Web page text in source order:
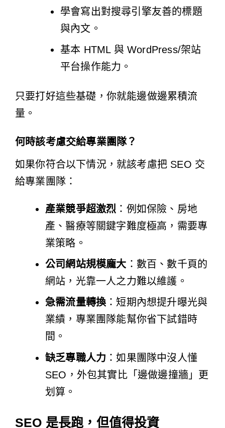
學會寫出對搜尋引擎友善的標題
與內文。
基本 HTML 與 WordPress/架站
平台操作能力。
只要打好這些基礎，你就能邊做邊累積流
量。
何時該考慮交給專業團隊？
如果你符合以下情況，就該考慮把 SEO 交
給專業團隊：
產業競爭超激烈 ：例如保險、房地
產、醫療等關鍵字難度極高，需要專
業策略。
公司網站規模龐大 ：數百、數千頁的
網站，光靠一人之力難以維護。
急需流量轉換 ：短期內想提升曝光與
業績，專業團隊能幫你省下試錯時
間。
缺乏專職人力 ：如果團隊中沒人懂
SEO，外包其實比「邊做邊撞牆」更
划算。
SEO 是長跑，但值得投資